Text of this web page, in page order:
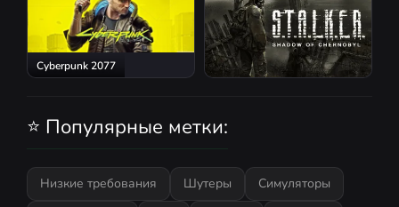
Cyberpunk 2077
⭐ Популярные метки:
Низкие требования Шутеры
Симуляторы